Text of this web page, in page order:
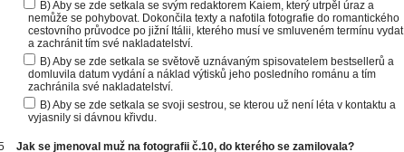
B) Aby se zde setkala se svým redaktorem Kaiem, který utrpěl úraz a
nemůže se pohybovat. Dokončila texty a nafotila fotografie do romantického
cestovního průvodce po jižní Itálii, kterého musí ve smluveném termínu vydat
a zachránit tím své nakladatelství.
B) Aby se zde setkala se světově uznávaným spisovatelem bestsellerů a
domluvila datum vydání a náklad výtisků jeho posledního románu a tím
zachránila své nakladatelství.
B) Aby se zde setkala se svoji sestrou, se kterou už není léta v kontaktu a
vyjasnily si dávnou křivdu.
Jak se jmenoval muž na fotografii č.10, do kterého se zamilovala?